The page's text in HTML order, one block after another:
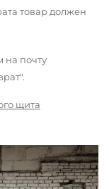
товар должен
на почту
щита